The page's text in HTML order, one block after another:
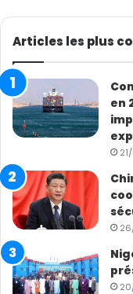
Articles les plus
en